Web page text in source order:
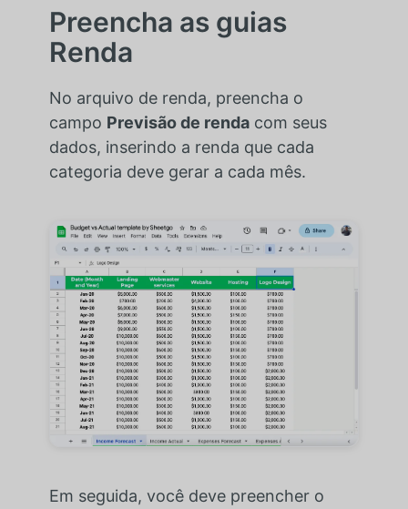
Preencha as guias
Renda
No arquivo de renda, preencha o
campo Previsão de rendacom seus
dados, inserindo a renda que cada
categoria deve gerar a cada mês.
Em seguida, você deve preencher o